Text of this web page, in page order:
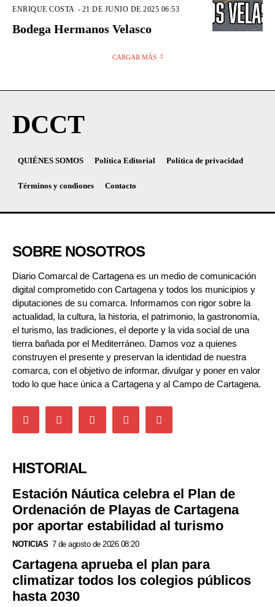
ENRIQUE COSTA - 21 DE JUNIO DE 2025 06:53
Bodega Hermanos Velasco
CARGAR MÁS
DCCT
QUIÉNES SOMOS Política Editorial Política de privacidad
Términos y condiones Contacto
SOBRE NOSOTROS
Diario Comarcal de Cartagena es un medio de comunicación
digital comprometido con Cartagena y todos los municipios y
diputaciones de su comarca. Informamos con rigor sobre la
actualidad, la cultura, la historia, el patrimonio, la gastronomía,
el turismo, las tradiciones, el deporte y la vida social de una
tierra bañada por el Mediterráneo. Damos voz a quienes
construyen el presente y preservan la identidad de nuestra
comarca, con el objetivo de informar, divulgar y poner en valor
todo lo que hace única a Cartagena y al Campo de Cartagena.
HISTORIAL
Estación Náutica celebra el Plan de
Ordenación de Playas de Cartagena
por aportar estabilidad al turismo
NOTICIAS 7 de agosto de 2026 08:20
Cartagena aprueba el plan para
climatizar todos los colegios públicos
hasta 2030